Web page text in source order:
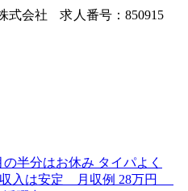
式会社 求人番号：850915